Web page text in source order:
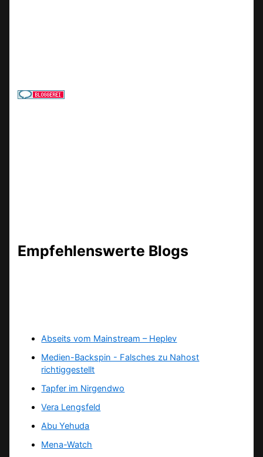
Empfehlenswerte Blogs
Abseits vom Mainstream – Heplev
Medien-Backspin - Falsches zu Nahost
richtiggestellt
Tapfer im Nirgendwo
Vera Lengsfeld
Abu Yehuda
Mena-Watch